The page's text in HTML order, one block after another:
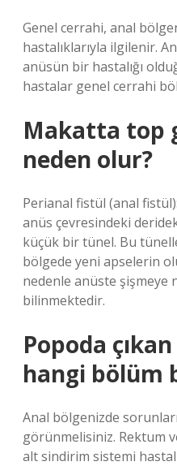
Genel cerrahi, anal
hastalıklarıyla ilgilenir.
anüsün bir hastalığı
hastalar genel cerrahi
Makatta top
neden olur?
Perianal fistül (anal
anüs çevresindeki
küçük bir tünel. Bu
bölgede yeni apselerin
nedenle anüste şişmeye
bilinmektedir.
Popoda
hangi bölüm
Anal bölgenizde
görünmelisiniz. Rektum
alt sindirim sistemi